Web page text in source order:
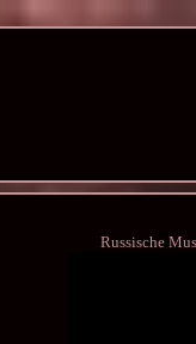
Russische